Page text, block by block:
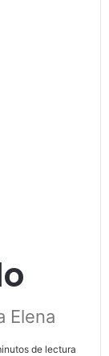
Elena
de lectura